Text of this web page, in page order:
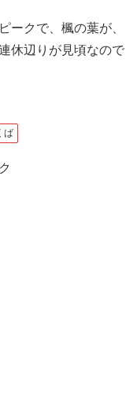
ークで、楓の葉が、
休辺りが見頃なので
ば